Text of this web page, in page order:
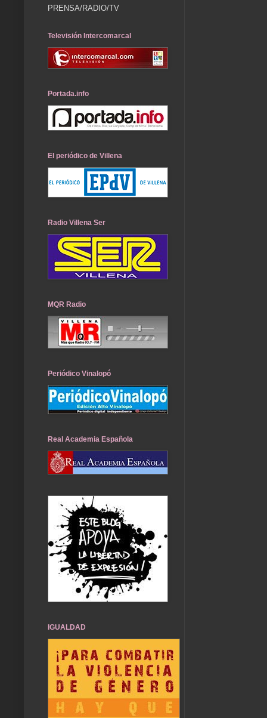
PRENSA/RADIO/TV
Televisión Intercomarcal
Portada.info
El periódico de Villena
Radio Villena Ser
MQR Radio
Periódico Vinalopó
Real Academia Española
IGUALDAD